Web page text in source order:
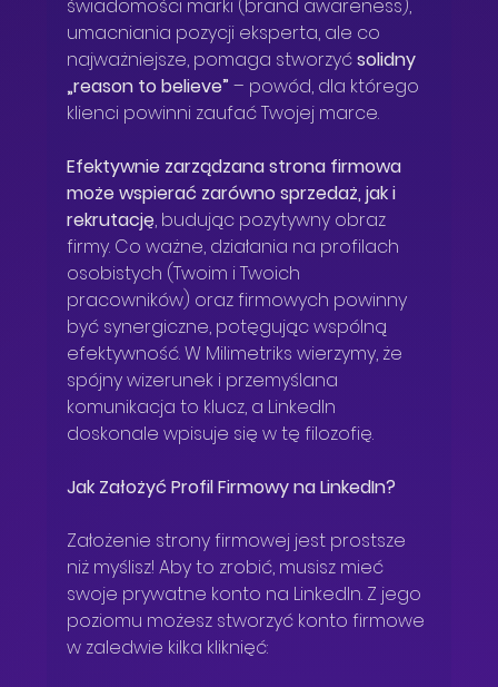
świadomości marki (brand awareness),
umacniania pozycji eksperta, ale co
najważniejsze, pomaga stworzyć solidny
„reason to believe” – powód, dla którego
klienci powinni zaufać Twojej marce.
Efektywnie zarządzana strona firmowa
może wspierać zarówno sprzedaż, jak i
rekrutację, budując pozytywny obraz
firmy. Co ważne, działania na profilach
osobistych (Twoim i Twoich
pracowników) oraz firmowych powinny
być synergiczne, potęgując wspólną
efektywność. W Milimetriks wierzymy, że
spójny wizerunek i przemyślana
komunikacja to klucz, a LinkedIn
doskonale wpisuje się w tę filozofię.
Jak Założyć Profil Firmowy na LinkedIn?
Założenie strony firmowej jest prostsze
niż myślisz! Aby to zrobić, musisz mieć
swoje prywatne konto na LinkedIn. Z jego
poziomu możesz stworzyć konto firmowe
w zaledwie kilka kliknięć: